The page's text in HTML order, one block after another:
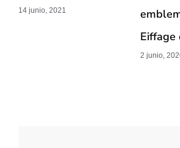
14 junio, 2021
Eiffage
2 junio,